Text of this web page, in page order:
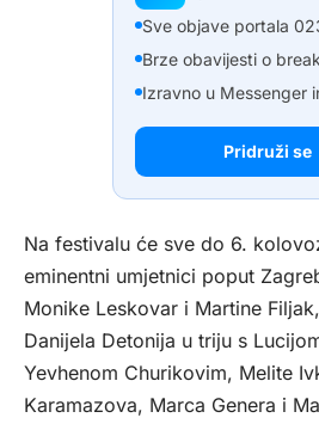
Sve objave portala
Brze obavijesti o
Izravno u Messenger
Pridruži se
Na festivalu će sve do 6.
eminentni umjetnici poput
Monike Leskovar i Martine
Danijela Detonija u triju s
Yevhenom Churikovim, Melite
Karamazova, Marca Genera i